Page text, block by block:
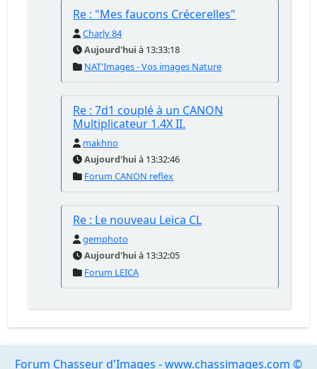
Re : "Mes faucons Crécerelles"
Charly 84
Aujourd'hui à 13:33:18
NAT'Images - Vos images Nature
Re : 7d1 couplé à un CANON
Multiplicateur 1.4X II.
makhno
Aujourd'hui à 13:32:46
Forum CANON reflex
Re : Le nouveau Leica CL
gemphoto
Aujourd'hui à 13:32:05
Forum LEICA
Forum Chasseur d'Images - www.chassimages.com ©